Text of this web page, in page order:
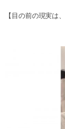
【目の前の現実は